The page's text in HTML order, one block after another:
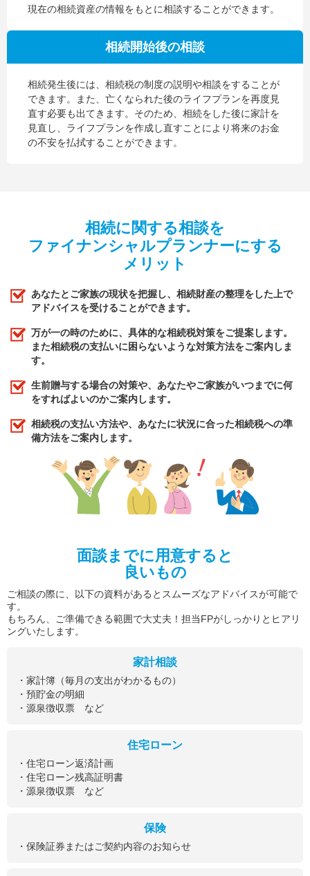
現在の相続資産の情報をもとに相談することができます。
相続開始後の相談
相続発生後には、相続税の制度の説明や相談をすることが
できます。また、亡くなられた後のライフプランを再度見
直す必要も出てきます。そのため、相続をした後に家計を
見直し、ライフプランを作成し直すことにより将来のお金
の不安を払拭することができます。
相続に関する相談を
ファイナンシャルプランナーにする
メリット
あなたとご家族の現状を把握し、相続財産の整理をした上で
アドバイスを受けることができます。
万が一の時のために、具体的な相続税対策をご提案します。
また相続税の支払いに困らないような対策方法をご案内しま
す。
生前贈与する場合の対策や、あなたやご家族がいつまでに何
をすればよいのかご案内します。
相続税の支払い方法や、あなたに状況に合った相続税への準
備方法をご案内します。
面談までに用意すると
良いもの
ご相談の際に、以下の資料があるとスムーズなアドバイスが可能で
す。
もちろん、ご準備できる範囲で大丈夫！担当FPがしっかりとヒアリ
ングいたします。
家計相談
・家計簿（毎月の支出がわかるもの）
・預貯金の明細
・源泉徴収票 など
住宅ローン
・住宅ローン返済計画
・住宅ローン残高証明書
・源泉徴収票 など
保険
・保険証券またはご契約内容のお知らせ